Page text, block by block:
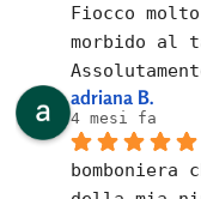
Fiocco
morbido al
adriana B.
4 mesi fa
bomboniera